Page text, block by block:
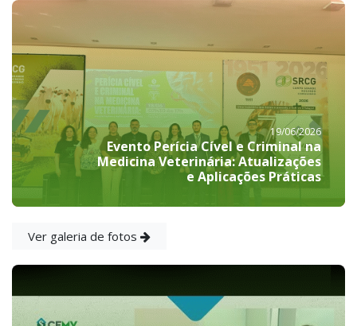
19/06/2026
Evento Perícia Cível e Criminal na
Medicina Veterinária: Atualizações
e Aplicações Práticas
Ver galeria de fotos